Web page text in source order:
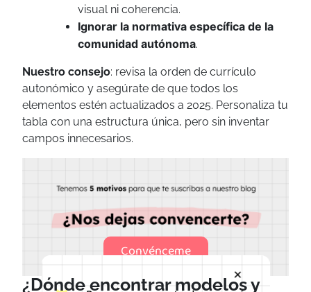
visual ni coherencia.
Ignorar la normativa específica de la
comunidad autónoma.
Nuestro consejo: revisa la orden de currículo
autonómico y asegúrate de que todos los
elementos estén actualizados a 2025. Personaliza tu
tabla con una estructura única, pero sin inventar
campos innecesarios.
Convénceme
×
¿Dónde encontrar modelos y